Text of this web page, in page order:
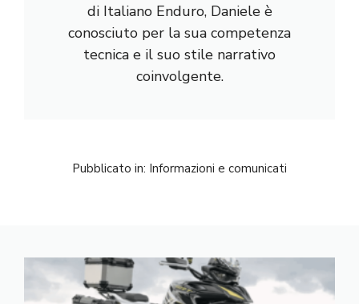
di Italiano Enduro, Daniele è
conosciuto per la sua competenza
tecnica e il suo stile narrativo
coinvolgente.
Pubblicato in: Informazioni e comunicati